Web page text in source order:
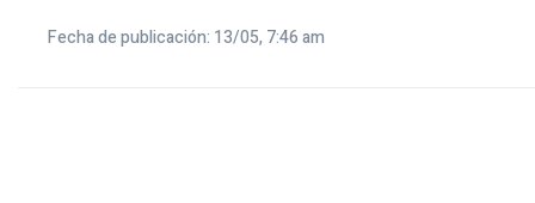
Fecha de publicación: 13/05, 7:46 am